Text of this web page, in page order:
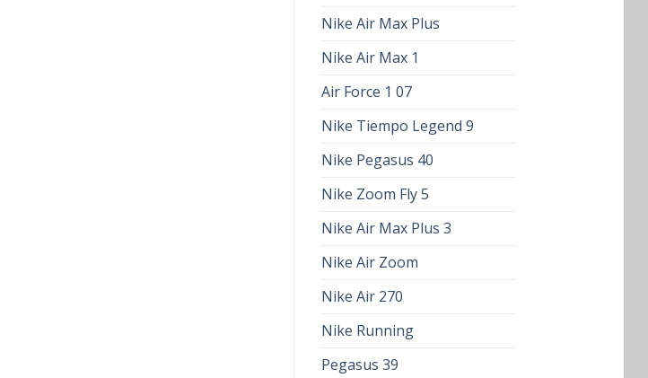
Nike Air Max Plus
Nike Air Max 1
Air Force 1 07
Nike Tiempo Legend 9
Nike Pegasus 40
Nike Zoom Fly 5
Nike Air Max Plus 3
Nike Air Zoom
Nike Air 270
Nike Running
Pegasus 39